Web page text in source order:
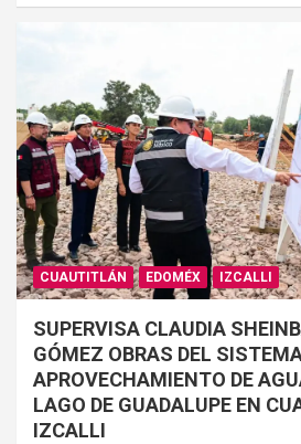
CUAUTITLÁN EDOMÉX IZCALLI
SUPERVISA CLAUDIA
GÓMEZ OBRAS DEL
APROVECHAMIENTO DE
LAGO DE GUADALUPE EN
IZCALLI